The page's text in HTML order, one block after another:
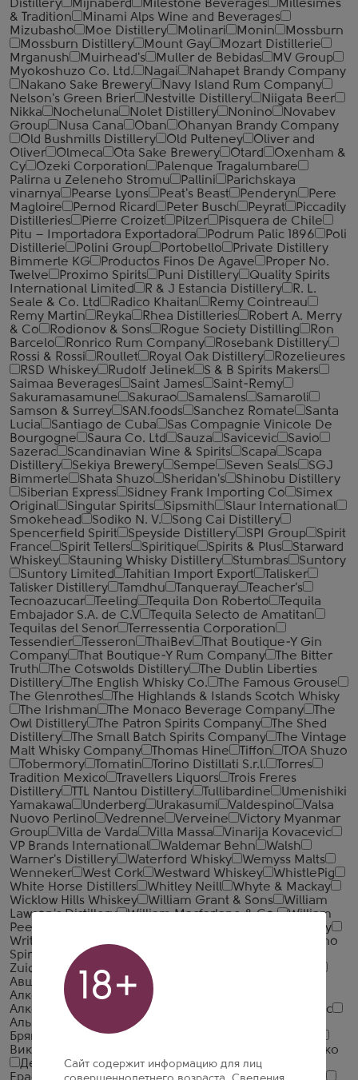
Distillery
Mijnaberd Milestone Beverages
Millesimes
& Tradition
Minami Alps Wine and Beverages
Mizubasho
Moe Distillery Molinari Monin
Mossburn
Mossburn Distillery
Mount Gay
Mozart Distillerie
Mrganush
Muirhead's Muller de Bebidas
MV Group
Myokoshuzo Co. Ltd.
Nagai
Nahapet Brandy Company
Nakano Sake Brewery
Navy Island Rum Company
Nelson's Green Brier
Nestville Distillery
Niigata Beer
Nikka
Nocheluna Nolet Distillery Nonino
Novabev
Group
Nusa Cana Oban
Ohanyan Brandy Company
Old Bushmills Distillery
Old Pulteney
Oliver and
Oliver
Olmeca Ota Sake Brewery Otard
Oxenham &
Cy
Ozeki Corporation
Palenque Tragalumbare
Palirna u Zeleneho Stromu
Pallini
Parichskaya
vinarnya
Pearse Lyons Peat's Beast Penderyn
Pere
Magloire
Pernod Ricard Peter Busch Peyrat
Piccadily
Distilleries
Pierre Croizet Pilzer
Pisquera de Chile
Pitu – Importadora Exportadora
Podrum Palic 1896
Poli
Distillerie
Polini Group Portobello
Private Distillery
Bimmerle KG
Productos Finos De Agave
Proper No.
Twelve
Proximo Spirits Puni Distillery
Quality Spirits
International Limited
R & J Estancia Distillery
R. L.
Seale & Co. Ltd
Radico Khaitan
Remy Cointreau
Remy Martin
Reyka Rhea Distilleries
Robert A. Merry
& Co
Rodionov & Sons Rogue Society Distilling
Ron
Barcelo
Ronrico Rum Company
Rosebank Distillery
Rossi & Rossi
Roullet Royal Oak Distillery
Rozelieures
RSD Whiskey
Rudolf Jelinek
S & B Spirits Makers
Saimaa Beverages
Saint James
Saint-Remy
Sakuramasamune
Sakurao Samalens
Samaroli
Samson & Surrey
SAN.foods Sanchez Romate
Santa
Lucia
Santiago de Cuba
Sas Compagnie Vinicole De
Bourgogne
Saura Co. Ltd Sauza Savicevic
Savio
Sazerac
Scandinavian Wine & Spirits Scapa
Scapa
Distillery
Sekiya Brewery Sempe Seven Seals
SGJ
Bimmerle
Shata Shuzo Sheridan's
Shinobu Distillery
Siberian Express
Sidney Frank Importing Co
Simex
Original
Singular Spirits Sipsmith
Slaur International
Smokehead
Sodiko N. V.
Song Cai Distillery
Spencerfield Spirit
Speyside Distillery SPI Group
Spirit
France
Spirit Tellers Spiritique Spirits & Plus
Starward
Whiskey
Stauning Whisky Distillery Stumbras
Suntory
Suntory Limited
Tahitian Import Export
Talisker
Talisker Distillery
Tamdhu Tanqueray
Teacher's
Tecnoazucar
Teeling Tequila Don Roberto
Tequila
Embajador S.A. de C.V
Tequila Selecto de Amatitan
Tequilas del Senor
Terressentia Corporation
Tessendier
Tesseron ThaiBev
That Boutique-Y Gin
Company
That Boutique-Y Rum Company
The Bitter
Truth
The Cotswolds Distillery
The Dublin Liberties
Distillery
The English Whisky Co.
The Famous Grouse
The Glenrothes
The Highlands & Islands Scotch Whisky
The Irishman
The Monaco Beverage Company
The
Owl Distillery
The Patron Spirits Company
The Shed
Distillery
The Small Batch Spirits Company
The Vintage
Malt Whisky Company
Thomas Hine Tiffon
TOA Shuzo
Tobermory
Tomatin Torino Distillati S.r.l.
Torres
Tradition Mexico
Travellers Liquors
Trois Freres
Distillery
TTL Nantou Distillery Tullibardine
Umenishiki
Yamakawa
Underberg Urakasumi Valdespino
Valsa
Nuovo Perlino
Vedrenne Verveine
Victory Myanmar
Group
Villa de Varda Villa Massa
Vinarija Kovacevic
VP Brands International
Waldemar Behn
Walsh
Warner's Distillery
Waterford Whisky
Wemyss Malts
Wenneker
West Cork Westward Whiskey
WhistlePig
White Horse Distillers
Whitley Neill
Whyte & Mackay
Wicklow Hills Whiskey
William Grant & Sons
William
Lawson's Distillery
William Macfarlane & Co.
William
Peel
Woodford Reserve Distillery
Writers' Tears
Yaguara
Yoshino
Spirits
Zacapa Zacapa Centenario
Zuidam
Абрау-Дюрсо (Русский Шампанский Дом)
Авшарский винный завод
Алкогольная Промышленная Компания (АПК)
Алкогольная Сибирская Группа
Альфа Люкс
Альянс-1892
Арсенал Вин
БрянскСпиртПром
Викалк
Грейн Алко
Дербентский коньячный комбинат
Дионис
18+
Сайт содержит информацию для лиц